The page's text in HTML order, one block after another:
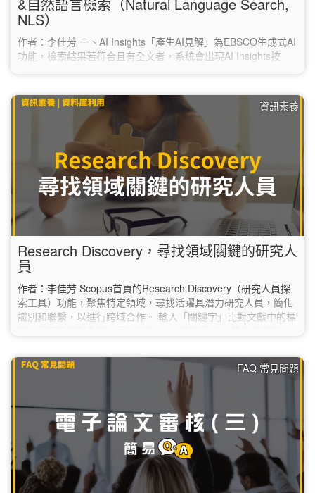
NLS）
作者：李佳芳 一、AI Insights「產生AI見解」為EBSCO生成式AI
功能，檢索結果若符合且有全文者，系統會出現AI Insights按
（hallucination）與謬誤。協助在閱讀全文前，快速研判是否符
合需求，節省閱讀的時間。每次生成的AI見解，內容會略為不
資訊素養
Research Discovery，尋找領域關鍵的研究人
員
作者：李佳芳 Scopus首頁的Research Discovery（研究人員探
索工具）功能，聚焦特定領域，尋找活躍具潛力研究人員，簡化
識別和聯繫，以進行跨域合作。 輸入「關鍵字」比對文獻中的標
如何使用： Scopus首頁，點選功能列Researcher Discovery（**
校外使用請先設定校外連線） 一、輸入「關鍵字」1️⃣，如研究領
FAQ 常見問題